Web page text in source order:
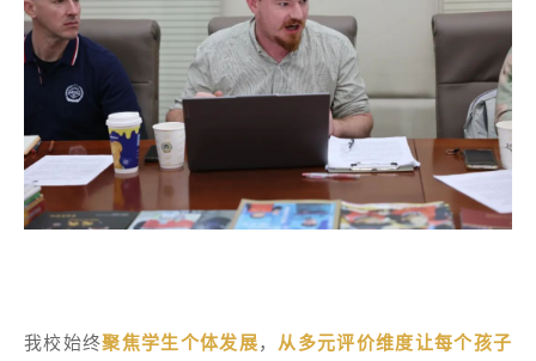
我校始终聚焦学生个体发展， 从多元评价维度让每个孩子